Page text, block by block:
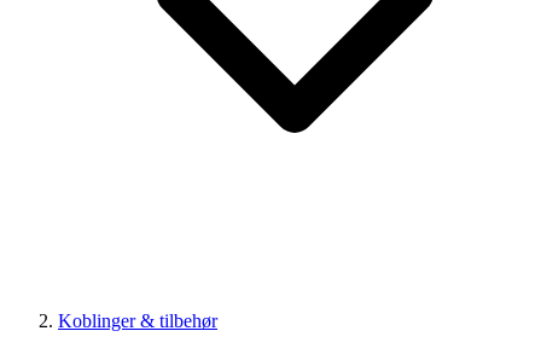
Koblinger & tilbehør